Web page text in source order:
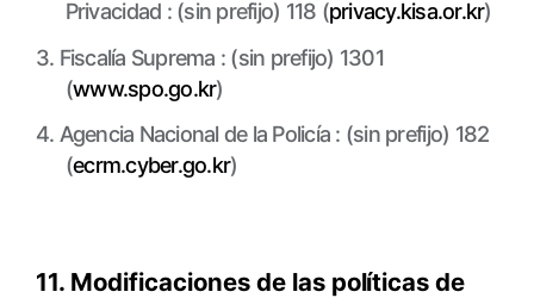
Privacidad : (sin prefijo) 118 (privacy.kisa.or.kr)
3. Fiscalía Suprema : (sin prefijo) 1301
(www.spo.go.kr)
4. Agencia Nacional de la Policía : (sin prefijo) 182
(ecrm.cyber.go.kr)
11. Modificaciones de las políticas de